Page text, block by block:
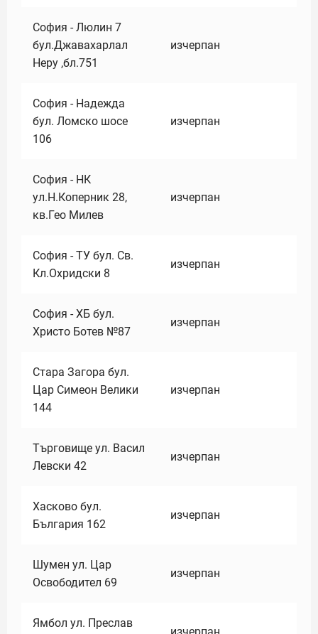
София - Люлин 7
бул.Джавахарлал
Неру ,бл.751
изчерпан
София - Надежда
бул. Ломско шосе
106
изчерпан
София - НК
ул.Н.Коперник 28,
кв.Гео Милев
изчерпан
София - ТУ бул. Св.
Кл.Охридски 8
изчерпан
София - ХБ бул.
Христо Ботев №87
изчерпан
Стара Загора бул.
Цар Симеон Велики
144
изчерпан
Търговище ул. Васил
Левски 42
изчерпан
Хасково бул.
България 162
изчерпан
Шумен ул. Цар
Освободител 69
изчерпан
Ямбол ул. Преслав